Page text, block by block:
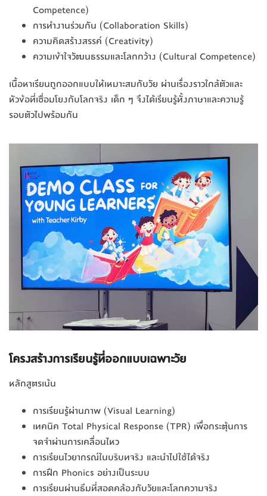
Competence)
การทำงานร่วมกัน (Collaboration Skills)
ความคิดสร้างสรรค์ (Creativity)
ความเข้าใจวัฒนธรรมและโลกกว้าง (Cultural Competence)
เนื้อหาเรียนถูกออกแบบให้เหมาะสมกับวัย ผ่านเรื่องราวใกล้ตัวและ
หัวข้อที่เชื่อมโยงกับโลกจริง เด็ก ๆ จึงได้เรียนรู้ทั้งภาษาและความรู้
รอบตัวไปพร้อมกัน
โครงสร้างการเรียนรู้ที่ออกแบบเฉพาะวัย
หลักสูตรเน้น
การเรียนรู้ผ่านภาพ (Visual Learning)
เทคนิค Total Physical Response (TPR) เพื่อกระตุ้นการ
จดจำผ่านการเคลื่อนไหว
การเรียนไวยากรณ์ในบริบทจริง และนำไปใช้ได้จริง
การฝึก Phonics อย่างเป็นระบบ
การเรียนผ่านธีมที่สอดคล้องกับวัยและโลกความจริง